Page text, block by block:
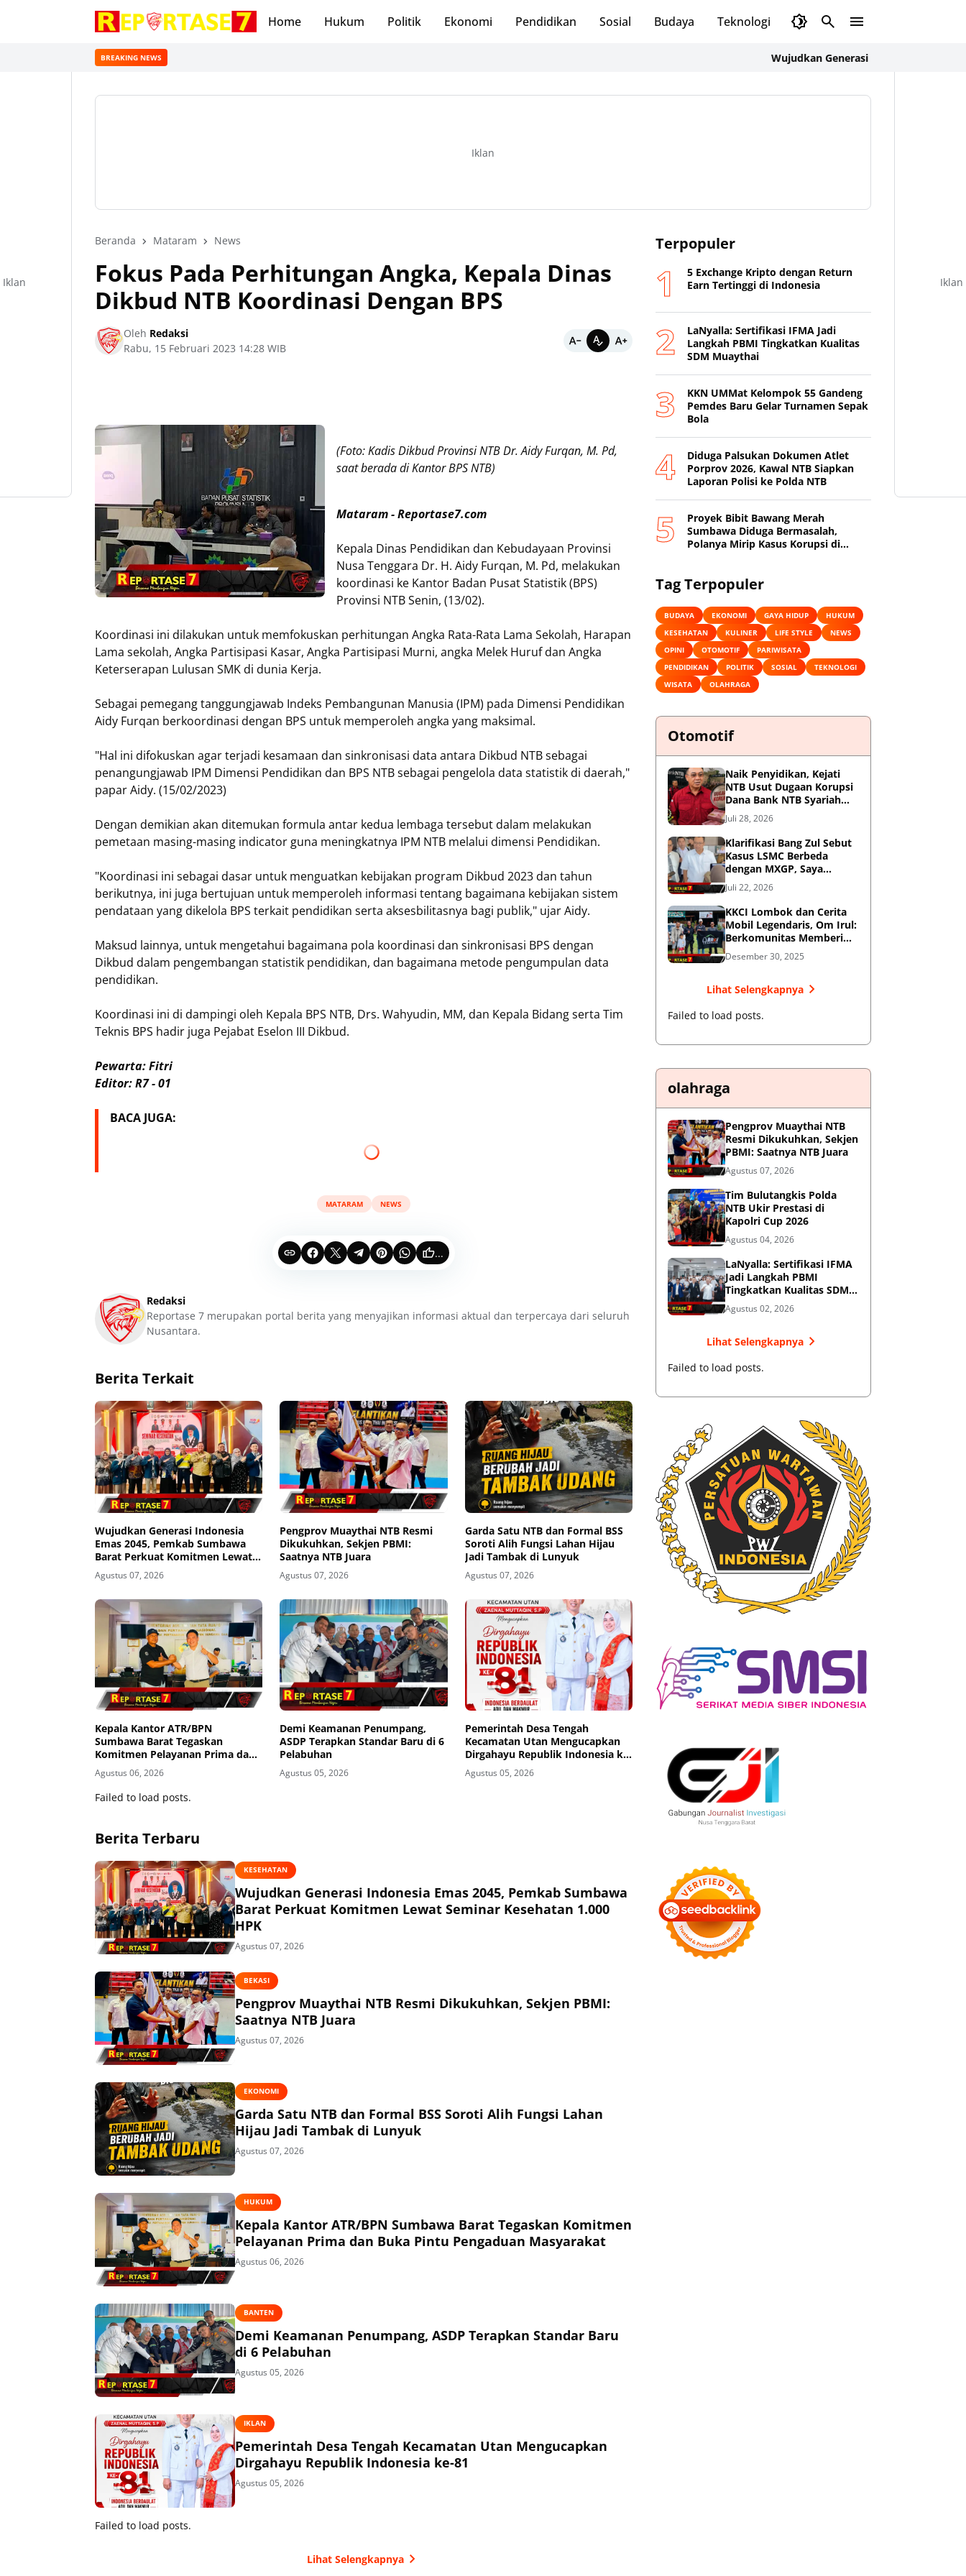
Home Hukum Politik Ekonomi Pendidikan Sosial Budaya Teknologi Olahraga
BREAKING NEWS Wujudkan Generasi Indonesia Emas 2045,
Iklan
Beranda Mataram News
Fokus Pada Perhitungan Angka, Kepala Dinas
Dikbud NTB Koordinasi Dengan BPS
Oleh Redaksi
Rabu, 15 Februari 2023 14:28 WIB
(Foto: Kadis Dikbud Provinsi NTB Dr. Aidy Furqan, M. Pd,
saat berada di Kantor BPS NTB)
Mataram - Reportase7.com
Kepala Dinas Pendidikan dan Kebudayaan Provinsi
Nusa Tenggara Dr. H. Aidy Furqan, M. Pd, melakukan
koordinasi ke Kantor Badan Pusat Statistik (BPS)
Provinsi NTB Senin, (13/02).
Koordinasi ini dilakukan untuk memfokuskan perhitungan Angka Rata-Rata Lama Sekolah, Harapan
Lama sekolah, Angka Partisipasi Kasar, Angka Partisipasi Murni, angka Melek Huruf dan Angka
Keterserapan Lulusan SMK di dunia Kerja.
Sebagai pemegang tanggungjawab Indeks Pembangunan Manusia (IPM) pada Dimensi Pendidikan
Aidy Furqan berkoordinasi dengan BPS untuk memperoleh angka yang maksimal.
"Hal ini difokuskan agar terjadi kesamaan dan sinkronisasi data antara Dikbud NTB sebagai
penangungjawab IPM Dimensi Pendidikan dan BPS NTB sebagai pengelola data statistik di daerah,"
papar Aidy. (15/02/2023)
Dengan demikian akan ditemukan formula antar kedua lembaga tersebut dalam melakukan
pemetaan masing-masing indicator guna meningkatnya IPM NTB melalui dimensi Pendidikan.
"Koordinasi ini sebagai dasar untuk menguatkan kebijakan program Dikbud 2023 dan tahun
berikutnya, ini juga bertujuan untuk memperoleh informasi tentang bagaimana kebijakan sistem
pendataan yang dikelola BPS terkait pendidikan serta aksesbilitasnya bagi publik," ujar Aidy.
Maksud lainnya, untuk mengetahui bagaimana pola koordinasi dan sinkronisasi BPS dengan
Dikbud dalam pengembangan statistik pendidikan, dan bagaimana metode pengumpulan data
pendidikan.
Koordinasi ini di dampingi oleh Kepala BPS NTB, Drs. Wahyudin, MM, dan Kepala Bidang serta Tim
Teknis BPS hadir juga Pejabat Eselon III Dikbud.
Pewarta: Fitri
Editor: R7 - 01
BACA JUGA:
MATARAM NEWS
...
Redaksi
Reportase 7 merupakan portal berita yang menyajikan informasi aktual dan terpercaya dari seluruh
Nusantara.
Berita Terkait
Wujudkan Generasi Indonesia
Emas 2045, Pemkab Sumbawa
Barat Perkuat Komitmen Lewat
Seminar Kesehatan 1.000 HPK
Agustus 07, 2026
Pengprov Muaythai NTB Resmi
Dikukuhkan, Sekjen PBMI:
Saatnya NTB Juara
Agustus 07, 2026
Garda Satu NTB dan Formal BSS
Soroti Alih Fungsi Lahan Hijau
Jadi Tambak di Lunyuk
Agustus 07, 2026
Kepala Kantor ATR/BPN
Sumbawa Barat Tegaskan
Komitmen Pelayanan Prima dan
Buka Pintu Pengaduan
Masyarakat
Agustus 06, 2026
Demi Keamanan Penumpang,
ASDP Terapkan Standar Baru di 6
Pelabuhan
Agustus 05, 2026
Pemerintah Desa Tengah
Kecamatan Utan Mengucapkan
Dirgahayu Republik Indonesia ke-
81
Agustus 05, 2026
Failed to load posts.
Berita Terbaru
KESEHATAN
Wujudkan Generasi Indonesia Emas 2045, Pemkab Sumbawa
Barat Perkuat Komitmen Lewat Seminar Kesehatan 1.000
HPK
Agustus 07, 2026
BEKASI
Pengprov Muaythai NTB Resmi Dikukuhkan, Sekjen PBMI:
Saatnya NTB Juara
Agustus 07, 2026
EKONOMI
Garda Satu NTB dan Formal BSS Soroti Alih Fungsi Lahan
Hijau Jadi Tambak di Lunyuk
Agustus 07, 2026
HUKUM
Kepala Kantor ATR/BPN Sumbawa Barat Tegaskan Komitmen
Pelayanan Prima dan Buka Pintu Pengaduan Masyarakat
Agustus 06, 2026
BANTEN
Demi Keamanan Penumpang, ASDP Terapkan Standar Baru
di 6 Pelabuhan
Agustus 05, 2026
IKLAN
Pemerintah Desa Tengah Kecamatan Utan Mengucapkan
Dirgahayu Republik Indonesia ke-81
Agustus 05, 2026
Failed to load posts.
Lihat Selengkapnya
Terpopuler
5 Exchange Kripto dengan Return
Earn Tertinggi di Indonesia
LaNyalla: Sertifikasi IFMA Jadi
Langkah PBMI Tingkatkan Kualitas
SDM Muaythai
KKN UMMat Kelompok 55 Gandeng
Pemdes Baru Gelar Turnamen Sepak
Bola
Diduga Palsukan Dokumen Atlet
Porprov 2026, Kawal NTB Siapkan
Laporan Polisi ke Polda NTB
Proyek Bibit Bawang Merah
Sumbawa Diduga Bermasalah,
Polanya Mirip Kasus Korupsi di
Tag Terpopuler
BUDAYA EKONOMI GAYA HIDUP
HUKUM
KESEHATAN
KULINER LIFE STYLE
NEWS
OPINI
OTOMOTIF
PARIWISATA
PENDIDIKAN
POLITIK SOSIAL
TEKNOLOGI
WISATA
OLAHRAGA
Otomotif
Naik Penyidikan, Kejati
NTB Usut Dugaan Korupsi
Dana Bank NTB Syariah
untuk MXGP 2023
Juli 28, 2026
Klarifikasi Bang Zul Sebut
Kasus LSMC Berbeda
dengan MXGP, Saya
Dipanggil Sebagai Saksi
Juli 22, 2026
KKCI Lombok dan Cerita
Mobil Legendaris, Om Irul:
Berkomunitas Memberi
Manfaat dan Membangun
Imej Positif
Desember 30, 2025
Lihat Selengkapnya
Failed to load posts.
olahraga
Pengprov Muaythai NTB
Resmi Dikukuhkan, Sekjen
PBMI: Saatnya NTB Juara
Agustus 07, 2026
Tim Bulutangkis Polda
NTB Ukir Prestasi di
Kapolri Cup 2026
Agustus 04, 2026
LaNyalla: Sertifikasi IFMA
Jadi Langkah PBMI
Tingkatkan Kualitas SDM
Muaythai
Agustus 02, 2026
Lihat Selengkapnya
Failed to load posts.
Iklan Iklan